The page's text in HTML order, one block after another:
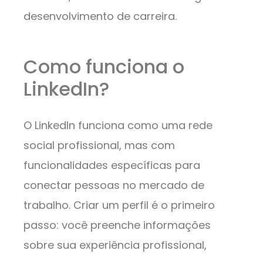
desenvolvimento de carreira.
Como funciona o
LinkedIn?
O LinkedIn funciona como uma rede
social profissional, mas com
funcionalidades específicas para
conectar pessoas no mercado de
trabalho. Criar um perfil é o primeiro
passo: você preenche informações
sobre sua experiência profissional,